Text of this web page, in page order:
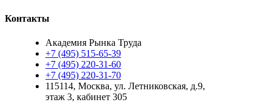
Контакты
Академия Рынка Труда
+7 (495) 515-65-39
+7 (495) 220-31-60
+7 (495) 220-31-70
115114, Москва, ул. Летниковская, д.9,
этаж 3, кабинет 305